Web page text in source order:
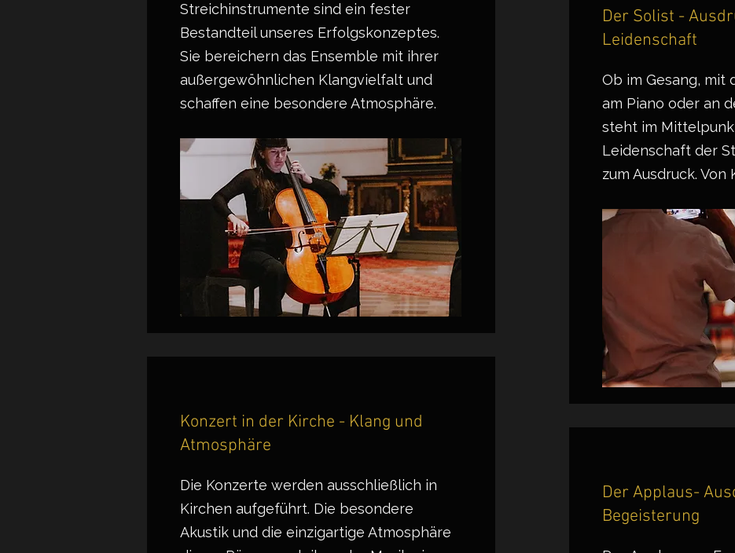
Streichinstrumente sind ein fester
Bestandteil unseres Erfolgskonzeptes.
Sie bereichern das Ensemble mit ihrer
außergewöhnlichen Klangvielfalt und
schaffen eine besondere Atmosphäre.
Konzert in der Kirche - Klang und
Atmosphäre
Die Konzerte werden ausschließlich in
Kirchen aufgeführt. Die besondere
Akustik und die einzigartige Atmosphäre
Der Solist -
Leidenschaft
Ob im Gesang, mit
am Piano oder an
steht im
Leidenschaft der
zum Ausdruck. Von
Der Applaus-
Begeisterung